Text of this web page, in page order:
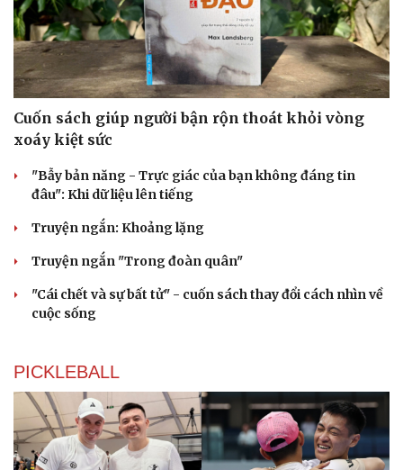
Cuốn sách giúp người bận rộn thoát khỏi vòng
xoáy kiệt sức
"Bẫy bản năng - Trực giác của bạn không đáng tin
đâu": Khi dữ liệu lên tiếng
Truyện ngắn: Khoảng lặng
Truyện ngắn "Trong đoàn quân"
"Cái chết và sự bất tử" - cuốn sách thay đổi cách nhìn về
cuộc sống
PICKLEBALL